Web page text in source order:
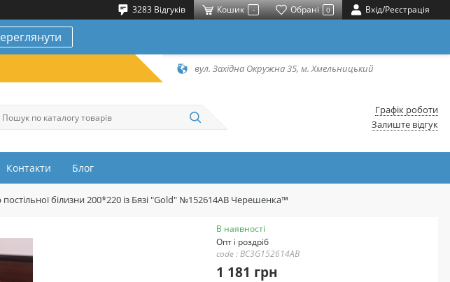
3283 Відгуків Кошик - Обрані 0 Вхід/Реєстрація
вул. Західна Окружна 35, м. Хмельницький
Графік роботи
Залиште відгук
Контакти Блог
постільної білизни 200*220 із Бязі "Gold" №152614АВ Черешенка™
В наявності
Опт і роздріб
code : BC3G152614АВ
1 181 грн